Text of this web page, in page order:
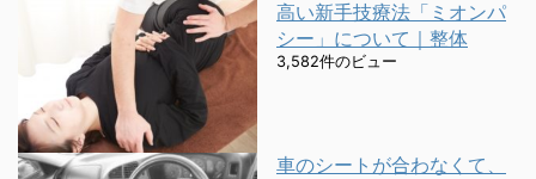
高い新手技療法「ミオンパ
シー」について｜整体
3,582件のビュー
車のシートが合わなくて、